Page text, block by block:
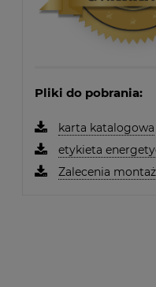
Pliki do pobrania:
karta katalogowa
etykieta
Zalecenia